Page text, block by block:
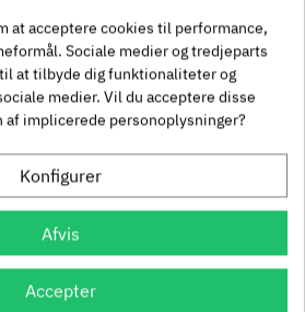
4-8 dage hvis ikke andet angivet i
at acceptere cookies til performance,
Sociale medier og tredjeparts
at tilbyde dig funktionaliteter og
medier. Vil du acceptere disse
af implicerede personoplysninger?
Konfigurer
Afvis
Accepter